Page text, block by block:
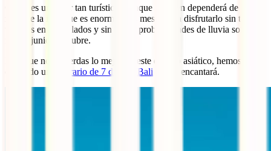
Como es un lugar tan turístico (aunque también dependerá de la
zona de la isla, que es enorme), los meses para disfrutarlo sin tantos
viajeros en todos lados y sin tantas probabilidades de lluvia son
mayo, junio y octubre.
Para que no te pierdas lo mejor de este destino asiático, hemos
diseñado un
itinerario de 7 días en Bali que te encantará.